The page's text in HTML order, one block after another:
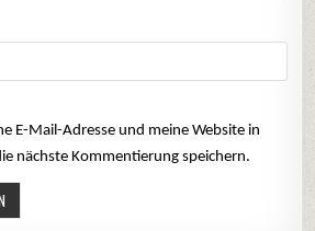
E-Mail-Adresse und meine Website in
nächste Kommentierung speichern.